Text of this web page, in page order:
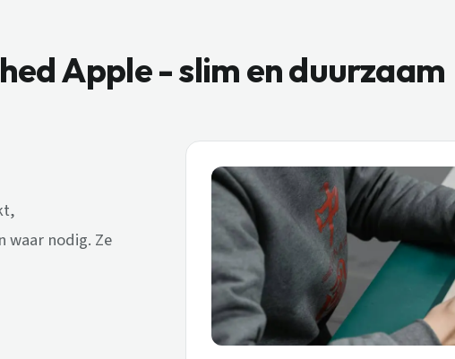
Apple - slim en duurzaam
waar nodig. Ze